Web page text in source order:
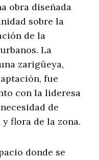
obra diseñada
sobre la
de la
La
zarigüeya,
fue
con la lideresa
de
flora de la zona.
donde se